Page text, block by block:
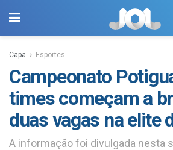
Capa Esportes
Campeonato
times começam a
duas vagas na elite
A informação foi divulgada nesta